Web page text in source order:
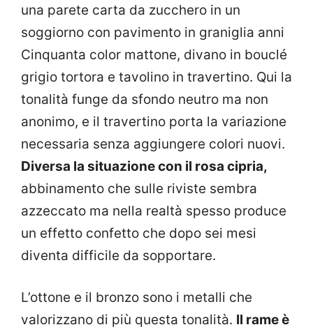
una parete carta da zucchero in un
soggiorno con pavimento in graniglia anni
Cinquanta color mattone, divano in bouclé
grigio tortora e tavolino in travertino. Qui la
tonalità funge da sfondo neutro ma non
anonimo, e il travertino porta la variazione
necessaria senza aggiungere colori nuovi.
Diversa la situazione con il rosa cipria,
abbinamento che sulle riviste sembra
azzeccato ma nella realtà spesso produce
un effetto confetto che dopo sei mesi
diventa difficile da sopportare.
L’ottone e il bronzo sono i metalli che
valorizzano di più questa tonalità. Il rame è